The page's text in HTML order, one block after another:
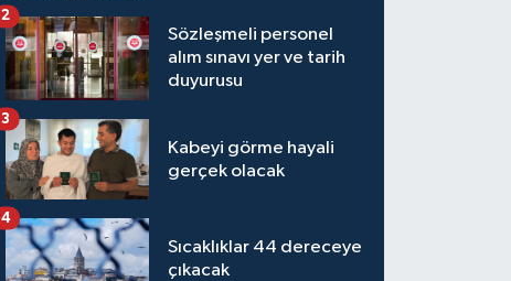
Sözleşmeli personel
alım sınavı yer ve tarih
duyurusu
2
Kabeyi görme hayali
gerçek olacak
3
Sıcaklıklar 44 dereceye
çıkacak
4